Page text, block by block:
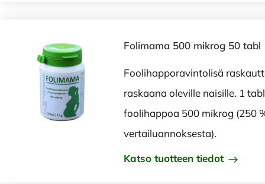
Folimama 500 mikrog 50 tabl
Foolihapporavintolisä
raskaana oleville naisille. 1
foolihappoa 500 mikrog (250
vertailuannoksesta).
Katso tuotteen tiedot